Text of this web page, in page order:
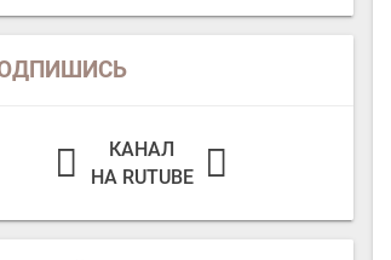
КАНАЛ
НА RUTUBE